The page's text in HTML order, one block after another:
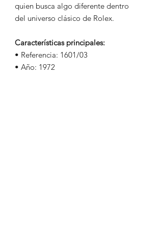
quien busca algo diferente dentro
del universo clásico de Rolex.
Características principales:
• Referencia: 1601/03
• Año: 1972